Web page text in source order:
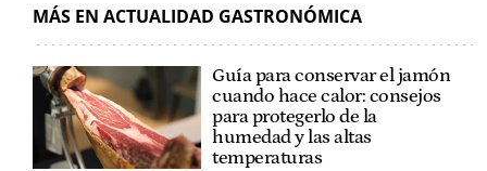
MÁS EN ACTUALIDAD GASTRONÓMICA
Guía para conservar el jamón
cuando hace calor: consejos
para protegerlo de la
humedad y las altas
temperaturas